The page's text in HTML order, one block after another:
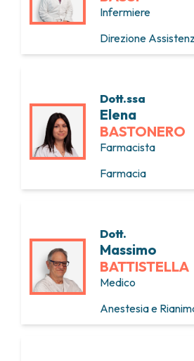
Infermiere
Direzione
Dott.ssa
Elena
BASTONERO
Farmacista
Farmacia
Dott.
Massimo
BATTISTELLA
Medico
Anestesia e